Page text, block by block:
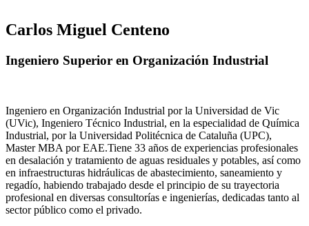
Carlos Miguel Centeno
Ingeniero Superior en Organización Industrial
Ingeniero en Organización Industrial por la Universidad de Vic
(UVic), Ingeniero Técnico Industrial, en la especialidad de Química
Industrial, por la Universidad Politécnica de Cataluña (UPC),
Master MBA por EAE.Tiene 33 años de experiencias profesionales
en desalación y tratamiento de aguas residuales y potables, así como
en infraestructuras hidráulicas de abastecimiento, saneamiento y
regadío, habiendo trabajado desde el principio de su trayectoria
profesional en diversas consultorías e ingenierías, dedicadas tanto al
sector público como el privado.